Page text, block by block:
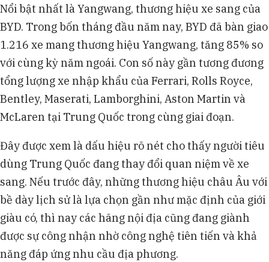
Nổi bật nhất là Yangwang, thương hiệu xe sang của
BYD. Trong bốn tháng đầu năm nay, BYD đã bàn giao
1.216 xe mang thương hiệu Yangwang, tăng 85% so
với cùng kỳ năm ngoái. Con số này gần tương đương
tổng lượng xe nhập khẩu của Ferrari, Rolls Royce,
Bentley, Maserati, Lamborghini, Aston Martin và
McLaren tại Trung Quốc trong cùng giai đoạn.
Đây được xem là dấu hiệu rõ nét cho thấy người tiêu
dùng Trung Quốc đang thay đổi quan niệm về xe
sang. Nếu trước đây, những thương hiệu châu Âu với
bề dày lịch sử là lựa chọn gần như mặc định của giới
giàu có, thì nay các hãng nội địa cũng đang giành
được sự công nhận nhờ công nghệ tiên tiến và khả
năng đáp ứng nhu cầu địa phương.